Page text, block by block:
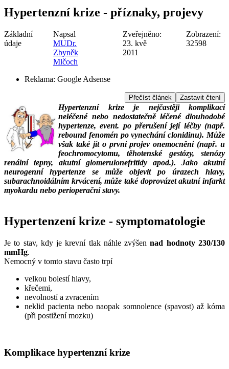
Hypertenzní krize - příznaky, projevy
Základní
údaje
Napsal
MUDr.
Zbyněk
Mlčoch
Zveřejněno:
23. kvě
2011
Zobrazení:
32598
Reklama: Google Adsense
Přečíst článek Zastavit čtení
Hypertenzní krize je nejčastěji komplikací
neléčené nebo nedostatečně léčené dlouhodobé
hypertenze, event. po přerušení její léčby (např.
rebound fenomén po vynechání clonidinu). Může
však také jít o první projev onemocnění (např. u
feochromocytomu, těhotenské gestózy, stenózy
renální tepny, akutní glomerulonefritidy apod.). Jako akutní
neurogenní hypertenze se může objevit po úrazech hlavy,
subarachnoidálním krvácení, může také doprovázet akutní infarkt
myokardu nebo perioperační stavy.
Hypertenzení krize - symptomatologie
Je to stav, kdy je krevní tlak náhle zvýšennad hodnoty 230/130
mmHg.
Nemocný v tomto stavu často trpí
velkou bolestí hlavy,
křečemi,
nevolností a zvracením
neklid pacienta nebo naopak somnolence (spavost) až kóma
(při postižení mozku)
Komplikace hypertenzní krize